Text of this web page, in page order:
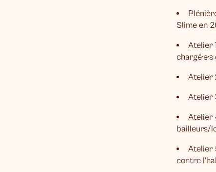
Slime en
Atelier
Atelier
Atelier
Atelier
bailleurs/
Atelier
contre